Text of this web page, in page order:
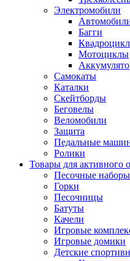
Электромобили
Багги
Мотоциклы
Самокаты
Каталки
Скейтборды
Беговелы
Веломобили
Защита
Педальные
Ролики
Товары для активного
Песочные наборы
Горки
Песочницы
Батуты
Качели
Игровые
Игровые домики
Детские